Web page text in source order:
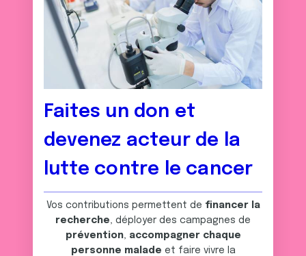
Faites un don et
devenez acteur de la
lutte contre le cancer
Vos contributions permettent de financer la
recherche , déployer des campagnes de
prévention,
accompagner chaque
personne malade et faire vivre la